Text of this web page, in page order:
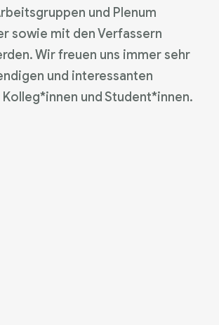
und Plenum
sowie mit den Verfassern
Wir freuen uns immer sehr
und interessanten
und Student*innen.